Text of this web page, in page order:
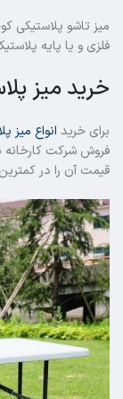
میز تاشو پلاستیکی
فلزی و یا پایه
خرید میز
برای خرید انواع میز
فروش شرکت کارخانه
قیمت آن را در